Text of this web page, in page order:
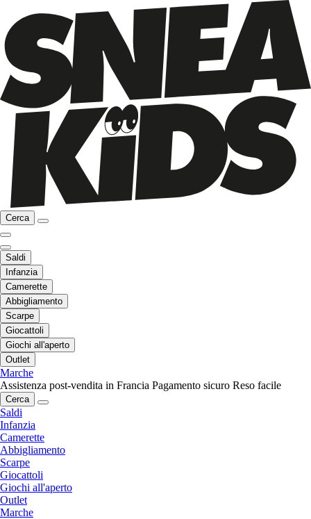
Cerca
Saldi
Infanzia
Camerette
Abbigliamento
Scarpe
Giocattoli
Giochi all'aperto
Outlet
Marche
Assistenza post-vendita in Francia Pagamento sicuro Reso facile
Cerca
Saldi
Infanzia
Camerette
Abbigliamento
Scarpe
Giocattoli
Giochi all'aperto
Outlet
Marche